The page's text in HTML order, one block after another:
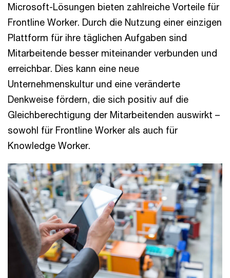
Microsoft-Lösungen bieten zahlreiche Vorteile für
Frontline Worker. Durch die Nutzung einer einzigen
Plattform für ihre täglichen Aufgaben sind
Mitarbeitende besser miteinander verbunden und
erreichbar. Dies kann eine neue
Unternehmenskultur und eine veränderte
Denkweise fördern, die sich positiv auf die
Gleichberechtigung der Mitarbeitenden auswirkt –
sowohl für Frontline Worker als auch für
Knowledge Worker.